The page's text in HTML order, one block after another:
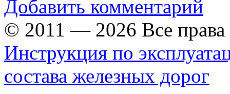
Добавить комментарий
© 2011 — 2026 Все
Инструкция по
состава железных дорог